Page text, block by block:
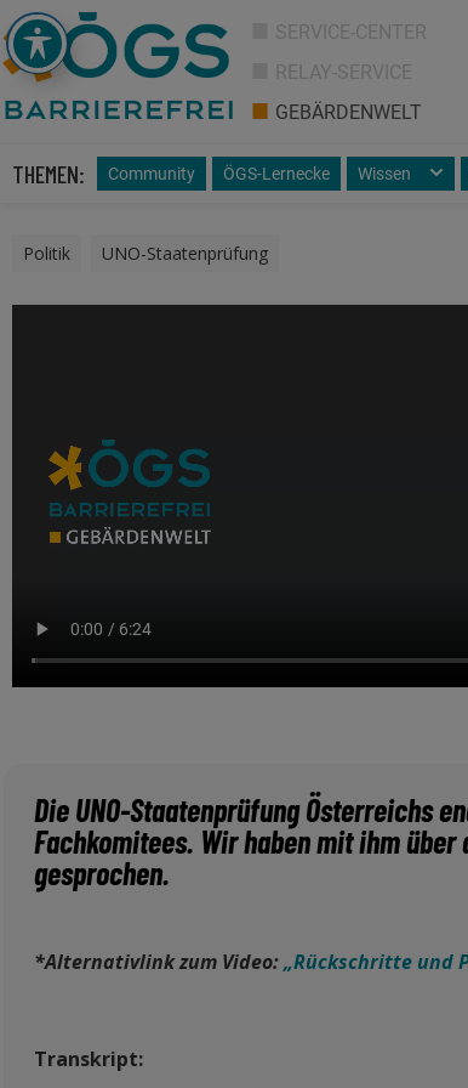
SERVICE-CENTER
RELAY-SERVICE
GEBÄRDENWELT
THEMEN: Community ÖGS-Lernecke Wissen
Politik UNO-Staatenprüfung
Die UNO-Staatenprüfung Österreichs
Fachkomitees. Wir haben mit ihm
gesprochen.
*Alternativlink zum Video:„Rückschritte und
Transkript: